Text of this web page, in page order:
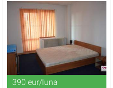
390 eur/luna